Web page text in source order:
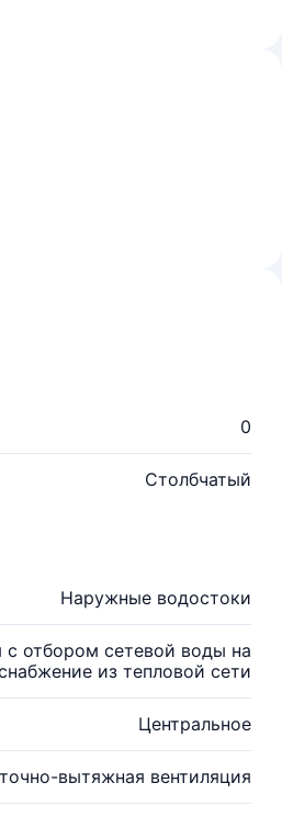
0
Столбчатый
Наружные водостоки
с отбором сетевой воды на
из тепловой сети
Центральное
вытяжная вентиляция